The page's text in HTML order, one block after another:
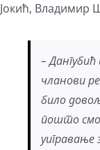
Јокић, Владимир
–
чланови
било
пошто смо
уигравање